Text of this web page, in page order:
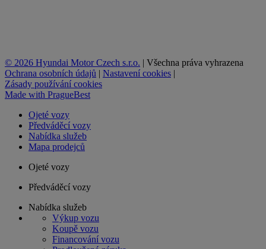
© 2026 Hyundai Motor Czech s.r.o. | Všechna práva vyhrazena
Ochrana osobních údajů | Nastavení cookies |
Zásady používání cookies
Made with PragueBest
Ojeté vozy
Předváděcí vozy
Nabídka služeb
Mapa prodejců
Ojeté vozy
Předváděcí vozy
Nabídka služeb
Výkup vozu
Koupě vozu
Financování vozu